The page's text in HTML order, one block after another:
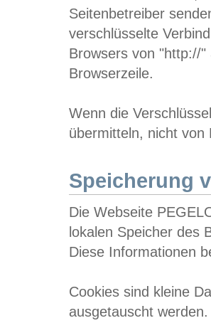
Seitenbetreiber
verschlüsselte
Browsers von "http://
Browserzeile.
Wenn die
übermitteln, nicht von
Speicherung
Die Webseite
lokalen Speicher des
Diese Informationen
Cookies sind kleine
ausgetauscht